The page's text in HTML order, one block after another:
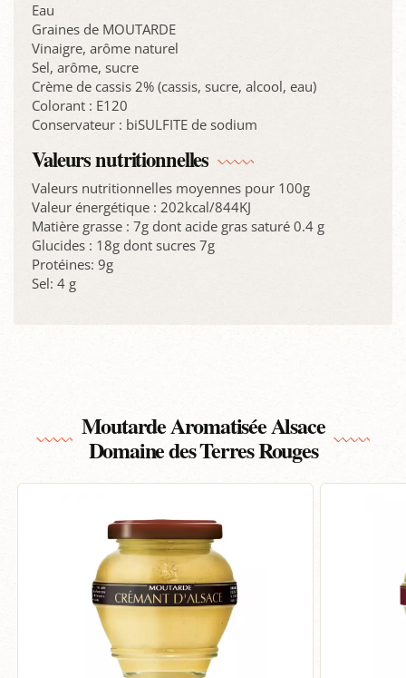
Eau
Graines de MOUTARDE
Vinaigre, arôme naturel
Sel, arôme, sucre
Crème de cassis 2% (cassis, sucre, alcool, eau)
Colorant : E120
Conservateur : biSULFITE de sodium
Valeurs nutritionnelles
Valeurs nutritionnelles moyennes pour 100g
Valeur énergétique : 202kcal/844KJ
Matière grasse : 7g dont acide gras saturé 0.4 g
Glucides : 18g dont sucres 7g
Protéines: 9g
Sel: 4 g
Moutarde Aromatisée Alsace
Domaine des Terres Rouges